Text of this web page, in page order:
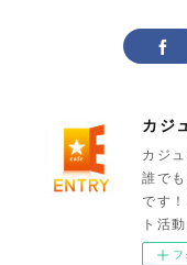
カジ
誰で
です
ト活
フ